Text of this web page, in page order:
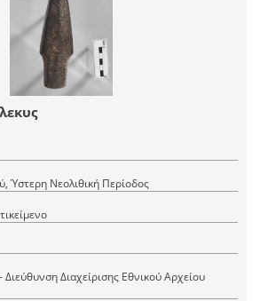
Ύστερη Νεολιθική Περίοδος
Διαχείρισης Εθνικού Αρχείου